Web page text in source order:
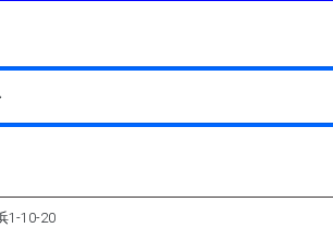
1-10-20